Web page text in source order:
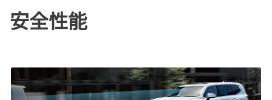
安全性能